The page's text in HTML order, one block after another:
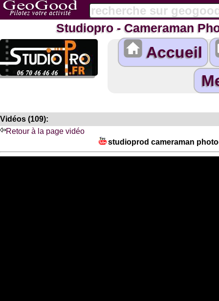
Studiopro - Cameraman
Accueil
Vidéos (109):
Retour à la page vidéo
studioprod cameraman